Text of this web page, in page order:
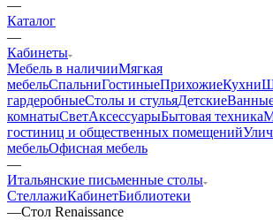
—
Каталог
—
Кабинеты
Мебель в наличииМягкая
мебельСпальниГостиныеПрихожиеКухни
гардеробныеСтолы и стульяДетские
комнатыСветАксессуарыБытовая техника
гостиниц и общественных помещений
мебельОфисная мебель
—
Итальянские письменные столы
СтеллажиКабинетБиблиотеки
—Стол Renaissance